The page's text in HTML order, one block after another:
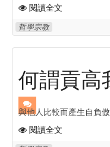
閱讀全文
哲學宗教
何謂貢高
與他人比較而產生自負
閱讀全文